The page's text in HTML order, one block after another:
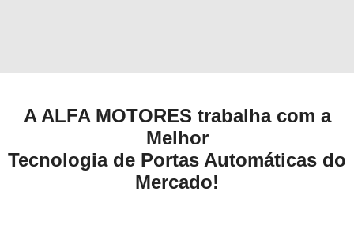
A ALFA MOTORES trabalha com a
Melhor
Tecnologia de Portas Automáticas do
Mercado!